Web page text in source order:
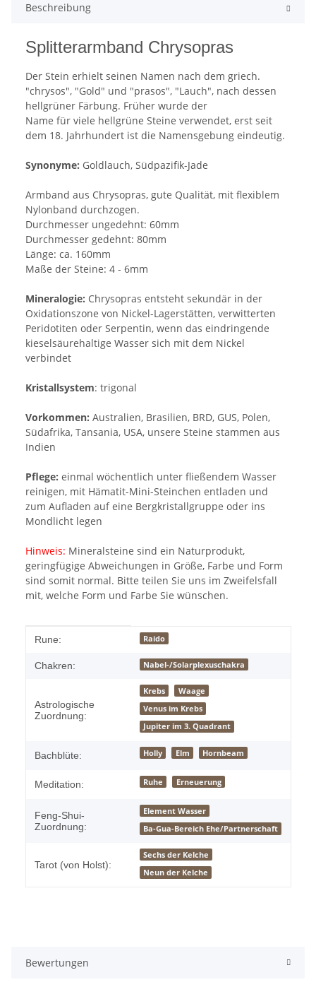
Beschreibung
Splitterarmband Chrysopras
Der Stein erhielt seinen Namen nach dem griech.
"chrysos", "Gold" und "prasos", "Lauch", nach dessen
hellgrüner Färbung. Früher wurde der
Name für viele hellgrüne Steine verwendet, erst seit
dem 18. Jahrhundert ist die Namensgebung eindeutig.
Synonyme: Goldlauch, Südpazifik-Jade
Armband aus Chrysopras, gute Qualität, mit flexiblem
Nylonband durchzogen.
Durchmesser ungedehnt: 60mm
Durchmesser gedehnt: 80mm
Länge: ca. 160mm
Maße der Steine: 4 - 6mm
Mineralogie: Chrysopras entsteht sekundär in der
Oxidationszone von Nickel-Lagerstätten, verwitterten
Peridotiten oder Serpentin, wenn das eindringende
kieselsäurehaltige Wasser sich mit dem Nickel
verbindet
Kristallsystem: trigonal
Vorkommen: Australien, Brasilien, BRD, GUS, Polen,
Südafrika, Tansania, USA, unsere Steine stammen aus
Indien
Pflege: einmal wöchentlich unter fließendem Wasser
reinigen, mit Hämatit-Mini-Steinchen entladen und
zum Aufladen auf eine Bergkristallgruppe oder ins
Mondlicht legen
Hinweis: Mineralsteine sind ein Naturprodukt,
geringfügige Abweichungen in Größe, Farbe und Form
sind somit normal. Bitte teilen Sie uns im Zweifelsfall
mit, welche Form und Farbe Sie wünschen.
Produkteigenschaft
Wert
Rune: Raido
Chakren: Nabel-/Solarplexuschakra
Astrologische
Zuordnung:
Krebs
Waage
Venus im Krebs
Jupiter im 3. Quadrant
Bachblüte: Holly Elm Hornbeam
Meditation: Ruhe Erneuerung
Feng-Shui-
Zuordnung:
Element Wasser
Ba-Gua-Bereich Ehe/Partnerschaft
Tarot (von Holst):
Sechs der Kelche
Neun der Kelche
Bewertungen